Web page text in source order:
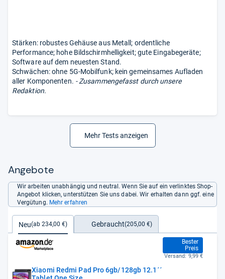
Stärken: robustes Gehäuse aus Metall; ordentliche
Performance; hohe Bildschirmhelligkeit; gute Eingabegeräte;
Software auf dem neuesten Stand.
Schwächen: ohne 5G-Mobilfunk; kein gemeinsames Aufladen
aller Komponenten. - Zusammengefasst durch unsere
Redaktion.
Mehr Tests anzeigen
Angebote
Wir arbeiten unabhängig und neutral. Wenn Sie auf ein verlinktes Shop-
Angebot klicken, unterstützen Sie uns dabei. Wir erhalten dann ggf. eine
Vergütung. Mehr erfahren
Neu(ab 234,00 €) Gebraucht(205,00 €)
Xiaomi Redmi Pad Pro 6gb/128gb 12.1´´
Bester
Preis
234,00 €
Versand: 9,99 €